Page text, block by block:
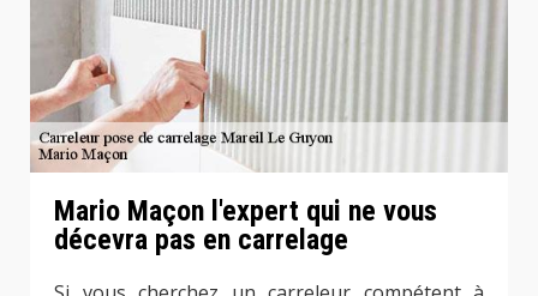
Mario Maçon l'expert qui ne vous
décevra pas en carrelage